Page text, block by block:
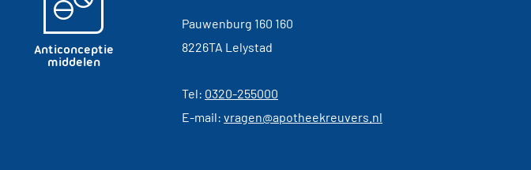
Anticonceptie
middelen
Pauwenburg 160 160
8226TA Lelystad
Tel: 0320-255000
E-mail: vragen@apotheekreuvers.nl